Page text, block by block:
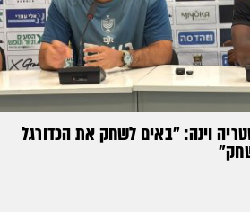
וינה: ״באים לשחק את הכדורגל